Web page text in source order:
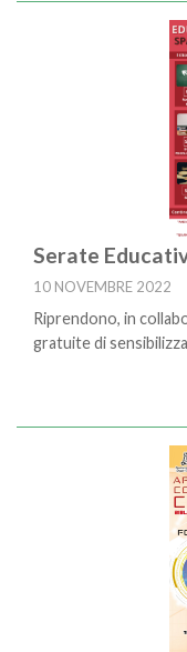
Serate
10 NOVEMBRE 2022
Riprendono, in
gratuite di